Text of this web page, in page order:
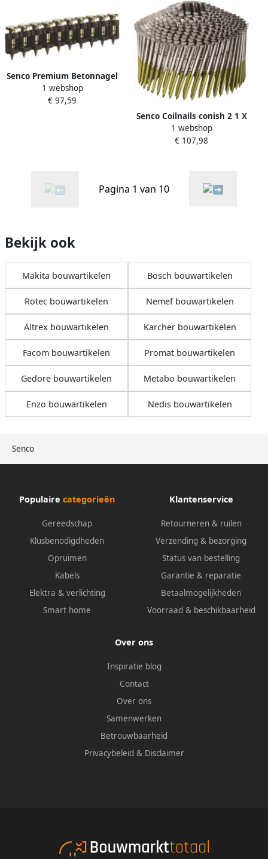
Senco
Senco Premium Betonnagel
15 mm Gegalvaniseerd
SCP3015P
1 webshop
€ 97,59
Senco Coilnails conish 2 1 X
50 mm Hot dip gegalv. (
HDG ) te draad SE21ASBVR
1 webshop
€ 107,98
Pagina 1 van 10
Bekijk ook
Makita bouwartikelen Bosch bouwartikelen
Rotec bouwartikelen Nemef bouwartikelen
Altrex bouwartikelen Karcher bouwartikelen
Facom bouwartikelen Promat bouwartikelen
Gedore bouwartikelen Metabo bouwartikelen
Enzo bouwartikelen Nedis bouwartikelen
Populaire categorieën
Gereedschap
Klusbenodigdheden
Opruimen
Kabels
Elektra & verlichting
Smart home
Klantenservice
Retourneren & ruilen
Verzending & bezorging
Status van bestelling
Garantie & reparatie
Betaalmogelijkheden
Voorraad & beschikbaarheid
Over ons
Inspiratie blog
Contact
Over ons
Samenwerken
Betrouwbaarheid
Privacybeleid & Disclaimer